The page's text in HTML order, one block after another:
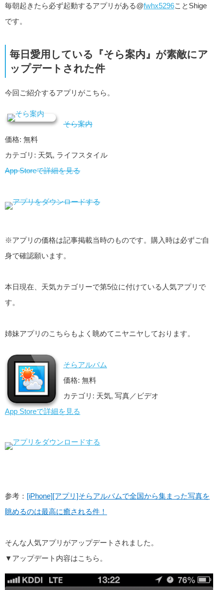
毎朝起きたら必ず起動するアプリがある@fwhx5296ことShige
です。
毎日愛用している『そら案内』が素敵にア
ップデートされた件
今回ご紹介するアプリがこちら。
そら案内
価格: 無料
カテゴリ: 天気, ライフスタイル
App Storeで詳細を見る
※アプリの価格は記事掲載当時のものです。購入時は必ずご自
身で確認願います。
本日現在、天気カテゴリーで第5位に付けている人気アプリで
す。
姉妹アプリのこちらもよく眺めてニヤニヤしております。
そらアルバム
価格: 無料
カテゴリ: 天気, 写真／ビデオ
App Storeで詳細を見る
参考： [iPhone][アプリ]そらアルバムで全国から集まった写真を
眺めるのは最高に癒される件！
そんな人気アプリがアップデートされました。
▼アップデート内容はこちら。